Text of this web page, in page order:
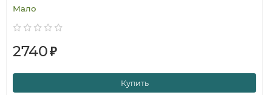
Мало
2740₽
Купить